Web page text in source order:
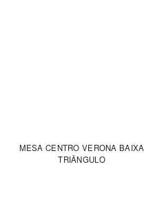
MESA CENTRO VERONA BAIXA
TRIÂNGULO